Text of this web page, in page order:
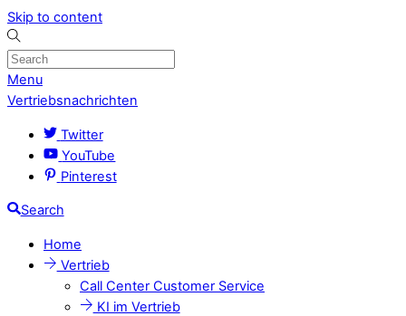
Skip to content
Menu
Vertriebsnachrichten
Twitter
YouTube
Pinterest
Search
Home
Vertrieb
Call Center Customer Service
KI im Vertrieb